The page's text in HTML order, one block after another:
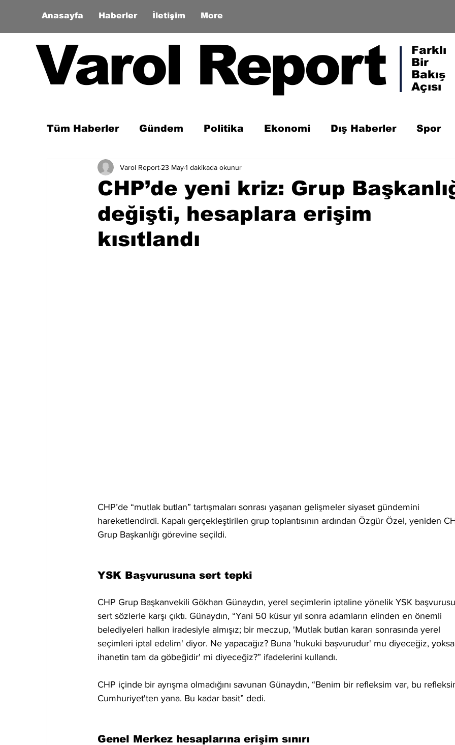
Anasayfa Haberler İletişim More
Varol Report
Farklı
Bir
Bakış
Açısı
Tüm Haberler Gündem Politika Ekonomi Dış Haberler Spor
Son Dakika Zaman Tüneli
CHP’de yeni kriz: Grup
değişti, hesaplara erişim
kısıtlandı
Varol Report 23 May1 dakikada okunur
CHP’de “mutlak butlan” tartışmaları sonrası yaşanan gelişmeler siyaset gündemini
hareketlendirdi. Kapalı gerçekleştirilen grup toplantısının ardından Özgür Özel, yeniden
Grup Başkanlığı görevine seçildi.
YSK Başvurusuna sert tepki
CHP Grup Başkanvekili Gökhan Günaydın, yerel seçimlerin iptaline yönelik YSK
sert sözlerle karşı çıktı. Günaydın, “Yani 50 küsur yıl sonra adamların elinden en önemli
belediyeleri halkın iradesiyle almışız; bir meczup, 'Mutlak butlan kararı sonrasında yerel
seçimleri iptal edelim' diyor. Ne yapacağız? Buna 'hukuki başvurudur' mu diyeceğiz,
ihanetin tam da göbeğidir' mi diyeceğiz?” ifadelerini kullandı.
CHP içinde bir ayrışma olmadığını savunan Günaydın, “Benim bir refleksim var, bu
Cumhuriyet'ten yana. Bu kadar basit” dedi.
Genel Merkez hesaplarına erişim sınırı